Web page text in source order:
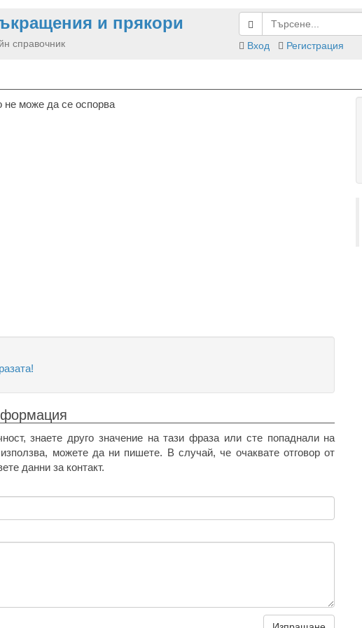
и прякори
справочник
Вход
Регистрация
не може да се оспорва
знаете друго значение на тази фраза или сте попаднали на
можете да ни пишете. В случай, че очаквате отговор от
данни за контакт.